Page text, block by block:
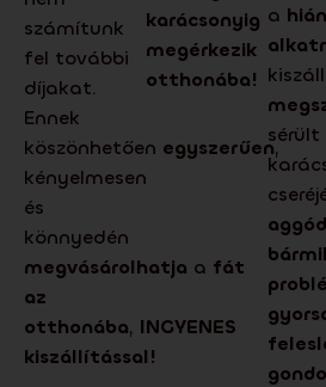
számítunk
fel további
díjakat.
Ennek
köszönhetően egyszerűen,
kényelmesen
és
könnyedén
megvásárolhatja a fát
az
otthonába, INGYENES
kiszállítással!
karácsonyig
megérkezik
otthonába!
a
sérült